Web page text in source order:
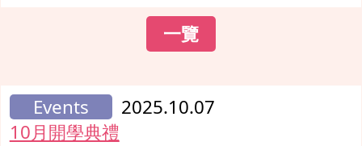
一覽
Events
2025.10.07
10月開學典禮